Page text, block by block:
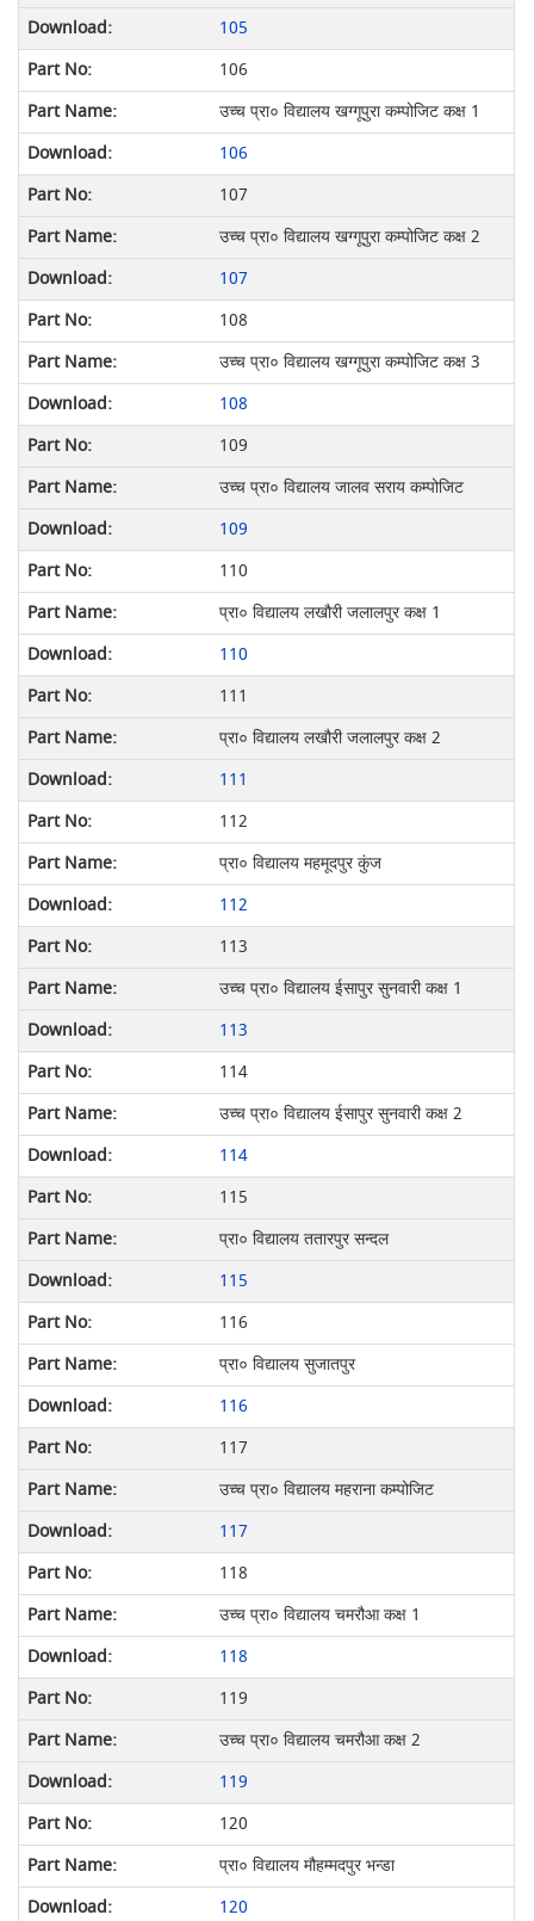
105
106
उच्च प्रा० विद्यालय खग्गूपुरा कम्पोजिट कक्ष 1
106
107
उच्च प्रा० विद्यालय खग्गूपुरा कम्पोजिट कक्ष 2
107
108
उच्च प्रा० विद्यालय खग्गूपुरा कम्पोजिट कक्ष 3
108
109
उच्च प्रा० विद्यालय जालव सराय कम्पोजिट
109
110
प्रा० विद्यालय लखौरी जलालपुर कक्ष 1
110
111
प्रा० विद्यालय लखौरी जलालपुर कक्ष 2
111
112
प्रा० विद्यालय महमूदपुर कुंज
112
113
उच्च प्रा० विद्यालय ईसापुर सुनवारी कक्ष 1
113
114
उच्च प्रा० विद्यालय ईसापुर सुनवारी कक्ष 2
114
115
प्रा० विद्यालय ततारपुर सन्दल
115
116
प्रा० विद्यालय सुजातपुर
116
117
उच्च प्रा० विद्यालय महराना कम्पोजिट
117
118
उच्च प्रा० विद्यालय चमरौआ कक्ष 1
118
119
उच्च प्रा० विद्यालय चमरौआ कक्ष 2
119
120
प्रा० विद्यालय मौहम्मदपुर भन्डा
120